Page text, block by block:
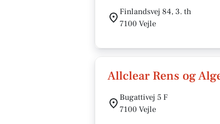
Finlandsvej 84, 3. th
7100 Vejle
Allclear Rens og
Bugattivej 5 F
7100 Vejle